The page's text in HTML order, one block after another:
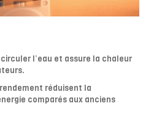
l’eau et assure la chaleur
réduisent la
comparés aux anciens